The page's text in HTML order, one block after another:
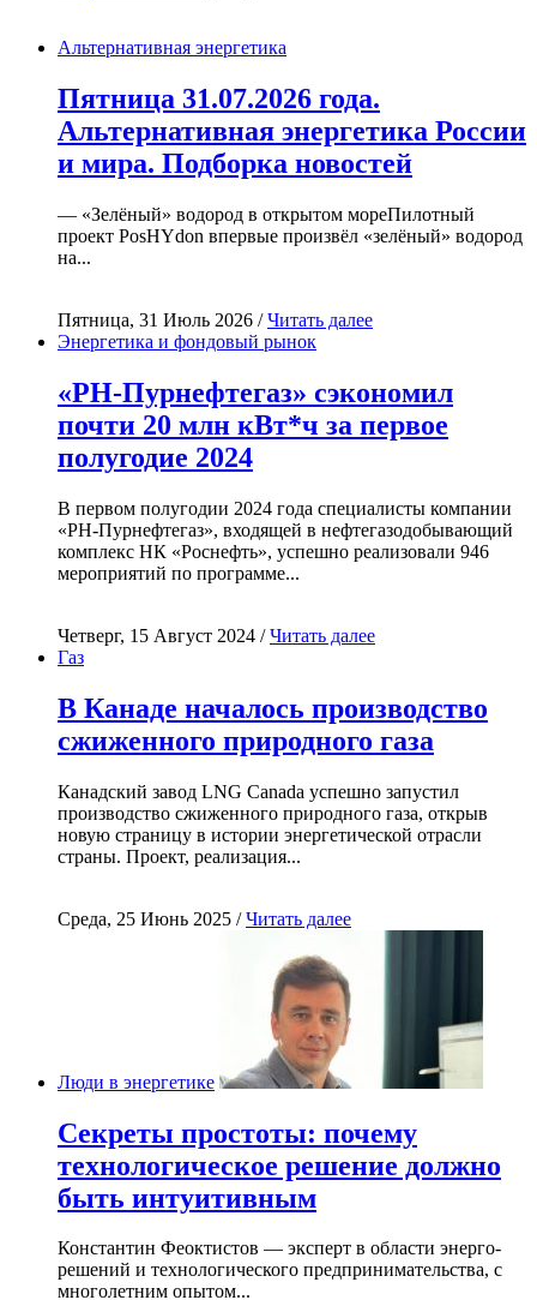
Альтернативная энергетика
Пятница 31.07.2026 года.
Альтернативная энергетика России
и мира. Подборка новостей
— «Зелёный» водород в открытом мореПилотный
проект PosHYdon впервые произвёл «зелёный» водород
на...
Пятница, 31 Июль 2026 /Читать далее
Энергетика и фондовый рынок
«РН-Пурнефтегаз» сэкономил
почти 20 млн кВт*ч за первое
полугодие 2024
В первом полугодии 2024 года специалисты компании
«РН-Пурнефтегаз», входящей в нефтегазодобывающий
комплекс НК «Роснефть», успешно реализовали 946
мероприятий по программе...
Четверг, 15 Август 2024 /Читать далее
Газ
В Канаде началось производство
сжиженного природного газа
Канадский завод LNG Canada успешно запустил
производство сжиженного природного газа, открыв
новую страницу в истории энергетической отрасли
страны. Проект, реализация...
Среда, 25 Июнь 2025 /Читать далее
Люди в энергетике
Секреты простоты: почему
технологическое решение должно
быть интуитивным
Константин Феоктистов — эксперт в области энерго-
решений и технологического предпринимательства, с
многолетним опытом...